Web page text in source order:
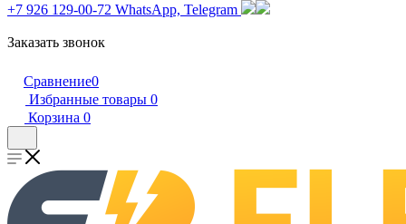
+7 926 129-00-72 WhatsApp, Telegram
Заказать звонок
Сравнение0
Избранные товары 0
Корзина 0